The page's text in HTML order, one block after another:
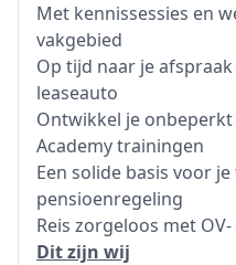
Met kennissessies en
vakgebied
Op tijd naar je
leaseauto
Ontwikkel je onbeperkt
Academy trainingen
Een solide basis voor
pensioenregeling
Reis zorgeloos met
Dit zijn wij